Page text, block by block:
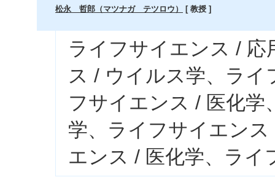
松永 哲郎（マツナガ テツロウ） [ 教授 ]
ライフサイエンス /
ス / ウイルス学、ラ
フサイエンス / 医化
学、ライフサイエン
エンス / 医化学、ライ